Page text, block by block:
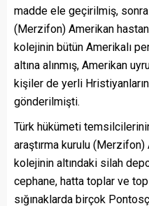
madde ele geçirilmiş,
(Merzifon) Amerikan
kolejinin bütün Amerikalı
altına alınmış, Amerikan
kişiler de yerli
gönderilmişti.
Türk hükümeti
araştırma kurulu
kolejinin altındaki silah
cephane, hatta toplar ve
sığınaklarda birçok